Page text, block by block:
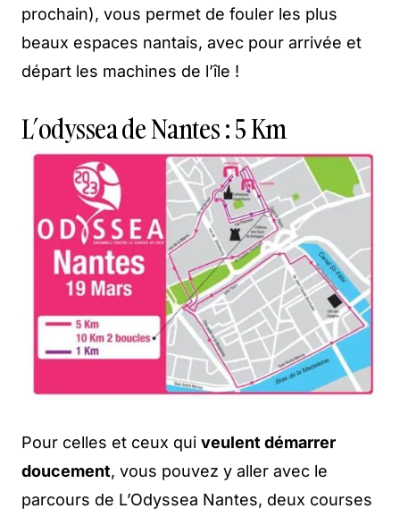
prochain), vous permet de fouler les plus
beaux espaces nantais, avec pour arrivée et
départ les machines de l’île !
L’odyssea de Nantes : 5 Km
Pour celles et ceux qui veulent démarrer
doucement, vous pouvez y aller avec le
parcours de L’Odyssea Nantes, deux courses